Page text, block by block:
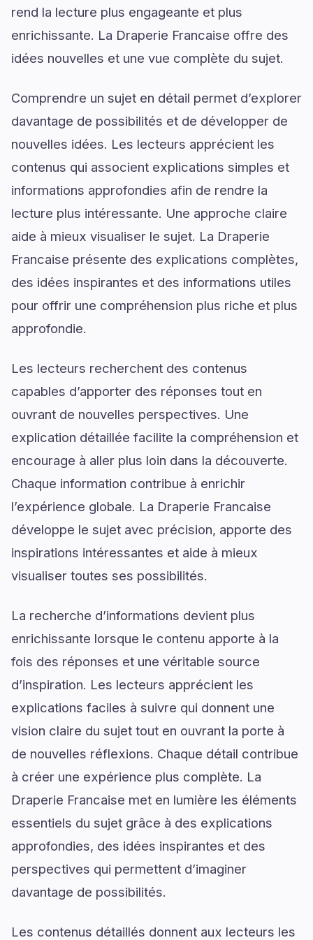
rend la lecture plus engageante et plus
enrichissante. La Draperie Francaise offre des
idées nouvelles et une vue complète du sujet.
Comprendre un sujet en détail permet d’explorer
davantage de possibilités et de développer de
nouvelles idées. Les lecteurs apprécient les
contenus qui associent explications simples et
informations approfondies afin de rendre la
lecture plus intéressante. Une approche claire
aide à mieux visualiser le sujet. La Draperie
Francaise présente des explications complètes,
des idées inspirantes et des informations utiles
pour offrir une compréhension plus riche et plus
approfondie.
Les lecteurs recherchent des contenus
capables d’apporter des réponses tout en
ouvrant de nouvelles perspectives. Une
explication détaillée facilite la compréhension et
encourage à aller plus loin dans la découverte.
Chaque information contribue à enrichir
l’expérience globale. La Draperie Francaise
développe le sujet avec précision, apporte des
inspirations intéressantes et aide à mieux
visualiser toutes ses possibilités.
La recherche d’informations devient plus
enrichissante lorsque le contenu apporte à la
fois des réponses et une véritable source
d’inspiration. Les lecteurs apprécient les
explications faciles à suivre qui donnent une
vision claire du sujet tout en ouvrant la porte à
de nouvelles réflexions. Chaque détail contribue
à créer une expérience plus complète. La
Draperie Francaise met en lumière les éléments
essentiels du sujet grâce à des explications
approfondies, des idées inspirantes et des
perspectives qui permettent d’imaginer
davantage de possibilités.
Les contenus détaillés donnent aux lecteurs les